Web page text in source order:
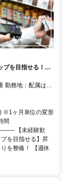
プを目指せる！／
り／福利厚生充
リアを優先し配
希望を選択でき
※1ヶ月単位の変形
間
【未経験歓
を目指せる】昇
を整備！ 【週休